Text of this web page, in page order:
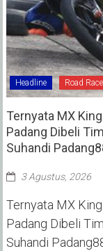
Headline Road Race
Ternyata MX
Padang Dibeli
Suhandi
3 Agustus, 2026
Ternyata MX
Padang Dibeli
Suhandi